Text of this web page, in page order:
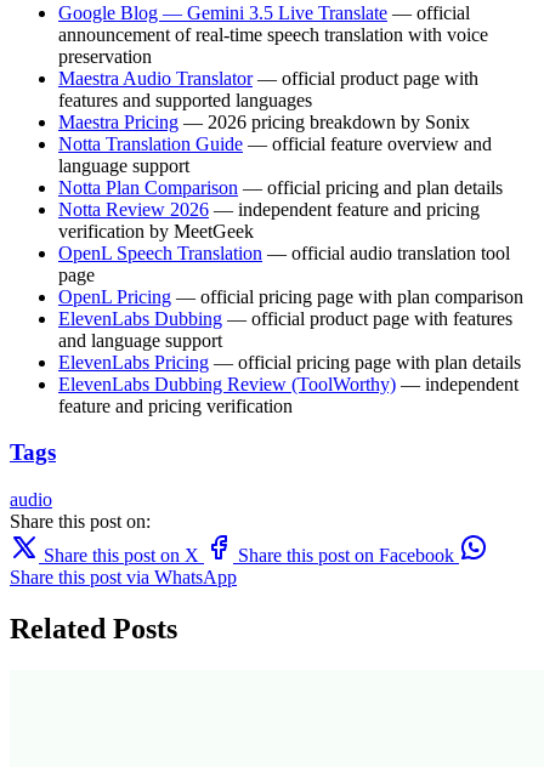
Google Blog — Gemini 3.5 Live Translate — official
announcement of real-time speech translation with voice
preservation
Maestra Audio Translator— official product page with
features and supported languages
Maestra Pricing — 2026 pricing breakdown by Sonix
Notta Translation Guide — official feature overview and
language support
Notta Plan Comparison — official pricing and plan details
Notta Review 2026 — independent feature and pricing
verification by MeetGeek
OpenL Speech Translation — official audio translation tool
page
OpenL Pricing — official pricing page with plan comparison
ElevenLabs Dubbing — official product page with features
and language support
ElevenLabs Pricing — official pricing page with plan details
ElevenLabs Dubbing Review (ToolWorthy) — independent
feature and pricing verification
Tags
audio
Share this post on:
Share this post on X
Share this post on Facebook
Share this post via WhatsApp
Related Posts